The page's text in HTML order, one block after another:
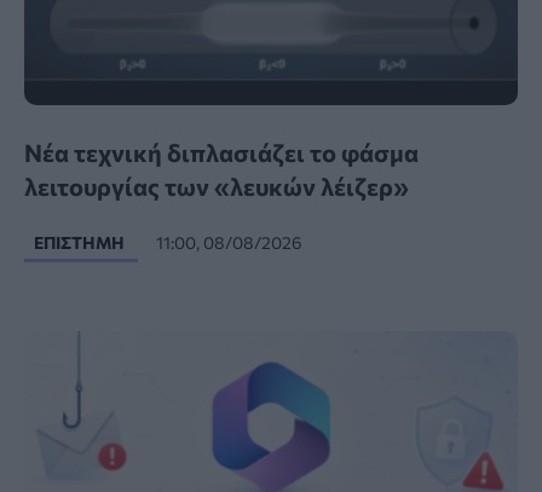
Νέα τεχνική διπλασιάζει το φάσμα
λειτουργίας των «λευκών λέιζερ»
ΕΠΙΣΤΉΜΗ 11:00, 08/08/2026